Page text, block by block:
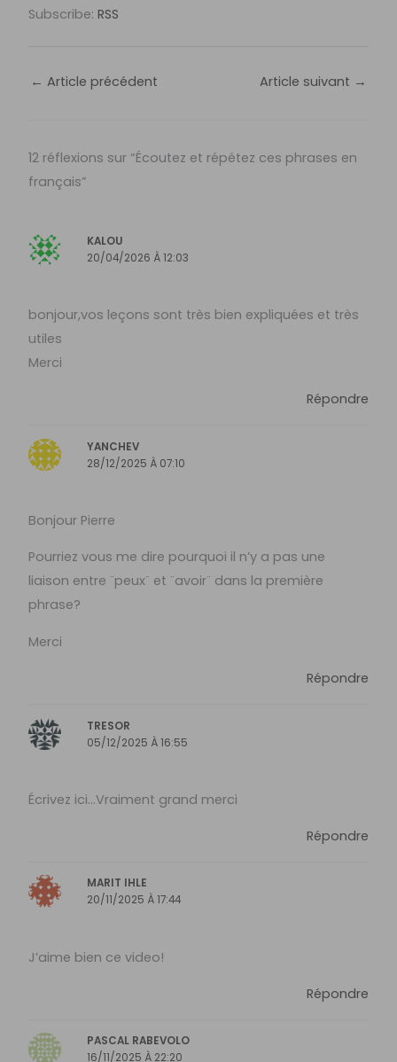
Subscribe:RSS
← Article précédent Article suivant →
12 réflexions sur “Écoutez et répétez ces phrases en
français”
KALOU
20/04/2026 À 12:03
bonjour,vos leçons sont très bien expliquées et très
utiles
Merci
Répondre
YANCHEV
28/12/2025 À 07:10
Bonjour Pierre
Pourriez vous me dire pourquoi il n’y a pas une
liaison entre ¨peux¨ et ¨avoir¨ dans la première
phrase?
Merci
Répondre
TRESOR
05/12/2025 À 16:55
Écrivez ici…Vraiment grand merci
Répondre
MARIT IHLE
20/11/2025 À 17:44
J’aime bien ce video!
Répondre
PASCAL RABEVOLO
16/11/2025 À 22:20